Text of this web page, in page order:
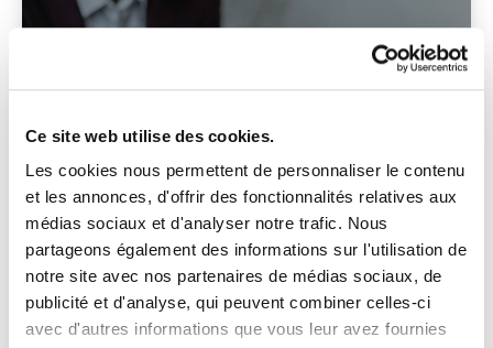
Ce site web utilise des cookies.
Les cookies nous permettent de personnaliser le contenu
et les annonces, d'offrir des fonctionnalités relatives aux
médias sociaux et d'analyser notre trafic. Nous
partageons également des informations sur l'utilisation de
notre site avec nos partenaires de médias sociaux, de
publicité et d'analyse, qui peuvent combiner celles-ci
avec d'autres informations que vous leur avez fournies
Trouver un avocat